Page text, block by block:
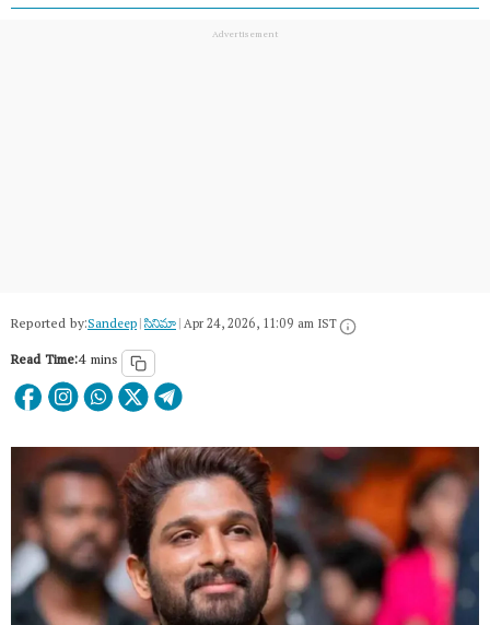
Reported by:Sandeep|సినిమా|Apr 24, 2026, 11:09 am IST
Read Time:4 mins